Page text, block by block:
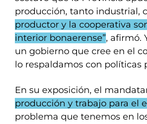
producción, tanto industrial,
productor y la cooperativa
interior bonaerense”, afirmó.
un gobierno que cree en el
lo respaldamos con políticas
En su exposición, el
producción y trabajo para el
problema que tenemos en